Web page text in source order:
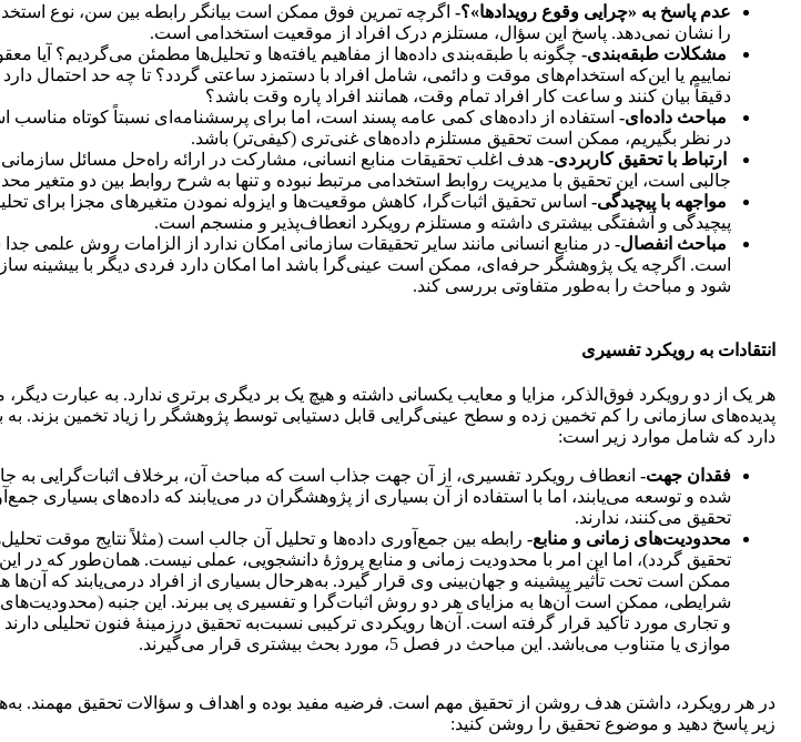
عدم پاسخ به «چرایی وقوع رویدادها»؟- اگرچه تمرین فوق ممکن است بیانگر رابطه بین سن، نوع
را نشان نمی‌دهد. پاسخ این سؤال، مستلزم درک افراد از موقعیت استخدامی است.
مشکلات طبقه‌بندی-
نماییم یا این‌که استخدام‌های موقت و دائمی، شامل افراد با دستمزد ساعتی گردد؟ تا چه حد احتمال
دقیقاً بیان کنند و ساعت کار افراد تمام وقت، همانند افراد پاره وقت باشد؟
مباحث داده‌ای- استفاده از داده‌های کمی عامه پسند است، اما برای پرسشنامه‌ای نسبتاً کوتاه
در نظر بگیریم، ممکن است تحقیق مستلزم داده‌های غنی‌تری (کیفی‌تر) باشد.
ارتباط با تحقیق کاربردی- هدف اغلب تحقیقات منابع انسانی، مشارکت در ارائه راه‌حل مسائل
جالبی است، این تحقیق با مدیریت روابط استخدامی مرتبط نبوده و تنها به شرح روابط بین دو متغیر
مواجهه با پیچیدگی- اساس تحقیق اثبات‌گرا، کاهش موقعیت‌ها و ایزوله نمودن متغیرهای مجزا برای
پیچیدگی و آشفتگی بیشتری داشته و مستلزم رویکرد انعطاف‌پذیر و منسجم است.
مباحث انفصال- در منابع انسانی مانند سایر تحقیقات سازمانی امکان ندارد از الزامات روش
است. اگرچه یک پژوهشگر حرفه‌ای، ممکن است عینی‌گرا باشد اما امکان دارد فردی دیگر با بیشینه
شود و مباحث را به‌طور متفاوتی بررسی کند.
انتقادات به رویکرد تفسیری
هر یک از دو رویکرد فوق‌الذکر، مزایا و معایب یکسانی داشته و هیچ یک بر دیگری برتری ندارد. به عبارت
پدیده‌های سازمانی را کم تخمین زده و سطح عینی‌گرایی قابل دستیابی توسط پژوهشگر را زیاد تخمین بزند. به
دارد که شامل موارد زیر است:
فقدان جهت- انعطاف رویکرد تفسیری، از آن جهت جذاب است که مباحث آن، برخلاف اثبات‌گرایی به
شده و توسعه می‌یابند، اما با استفاده از آن بسیاری از پژوهشگران در می‌یابند که داده‌های بسیاری
تحقیق می‌کنند، ندارند.
محدودیت‌های زمانی و منابع- رابطه بین جمع‌آوری داده‌ها و تحلیل آن جالب است (مثلاً نتایج موقت
تحقیق گردد)، اما این امر با محدودیت زمانی و منابع پروژۀ دانشجویی، عملی نیست. همان‌طور که در
ممکن است تحت تأثیر پیشینه و جهان‌بینی وی قرار گیرد. به‌هرحال بسیاری از افراد درمی‌یابند که آن‌ها
شرایطی، ممکن است آن‌ها به مزایای هر دو روش اثبات‌گرا و تفسیری پی ببرند. این جنبه
و تجاری مورد تأکید قرار گرفته است. آن‌ها رویکردی ترکیبی نسبت‌به تحقیق درزمینۀ فنون تحلیلی
موازی یا متناوب می‌باشد. این مباحث در فصل 5، مورد بحث بیشتری قرار می‌گیرند.
در هر رویکرد، داشتن هدف روشن از تحقیق مهم است. فرضیه مفید بوده و اهداف و سؤالات تحقیق مهمند.
زیر پاسخ دهید و موضوع تحقیق را روشن کنید: